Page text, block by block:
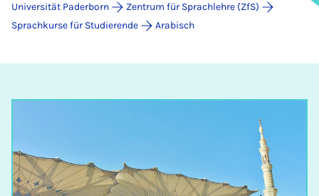
Universität Paderborn
Zentrum für Sprachlehre (ZfS)
Sprachkurse für Studierende
Arabisch